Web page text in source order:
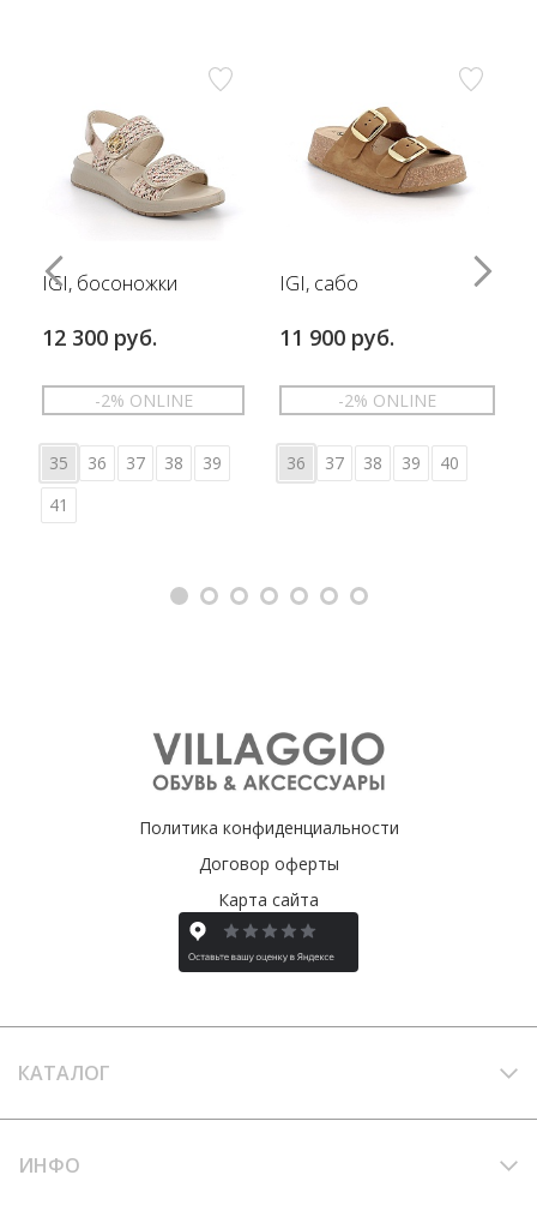
IGI, босоножки
12 300 руб.
-2% ONLINE
35 36 37 38
39
41
IGI, сабо
11 900 руб.
-2% ONLINE
36 37 38 39 40
Политика конфиденциальности
Договор оферты
Карта сайта
КАТАЛОГ
ИНФО